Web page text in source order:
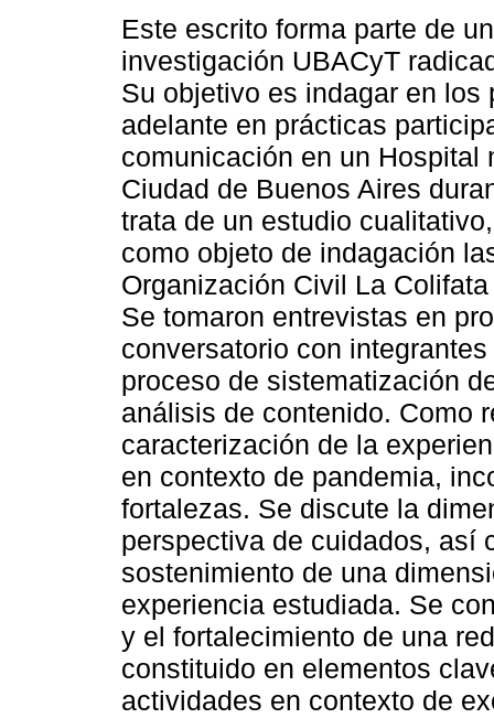
Este escrito forma parte de
investigación UBACyT
Su objetivo es indagar en
adelante en prácticas
comunicación en un Hospital
Ciudad de Buenos Aires
trata de un estudio
como objeto de indagación
Organización Civil La
Se tomaron entrevistas en
conversatorio con
proceso de sistematización
análisis de contenido. Como
caracterización de la
en contexto de pandemia,
fortalezas. Se discute la
perspectiva de cuidados, así
sostenimiento de una
experiencia estudiada. Se
y el fortalecimiento de una
constituido en elementos
actividades en contexto de